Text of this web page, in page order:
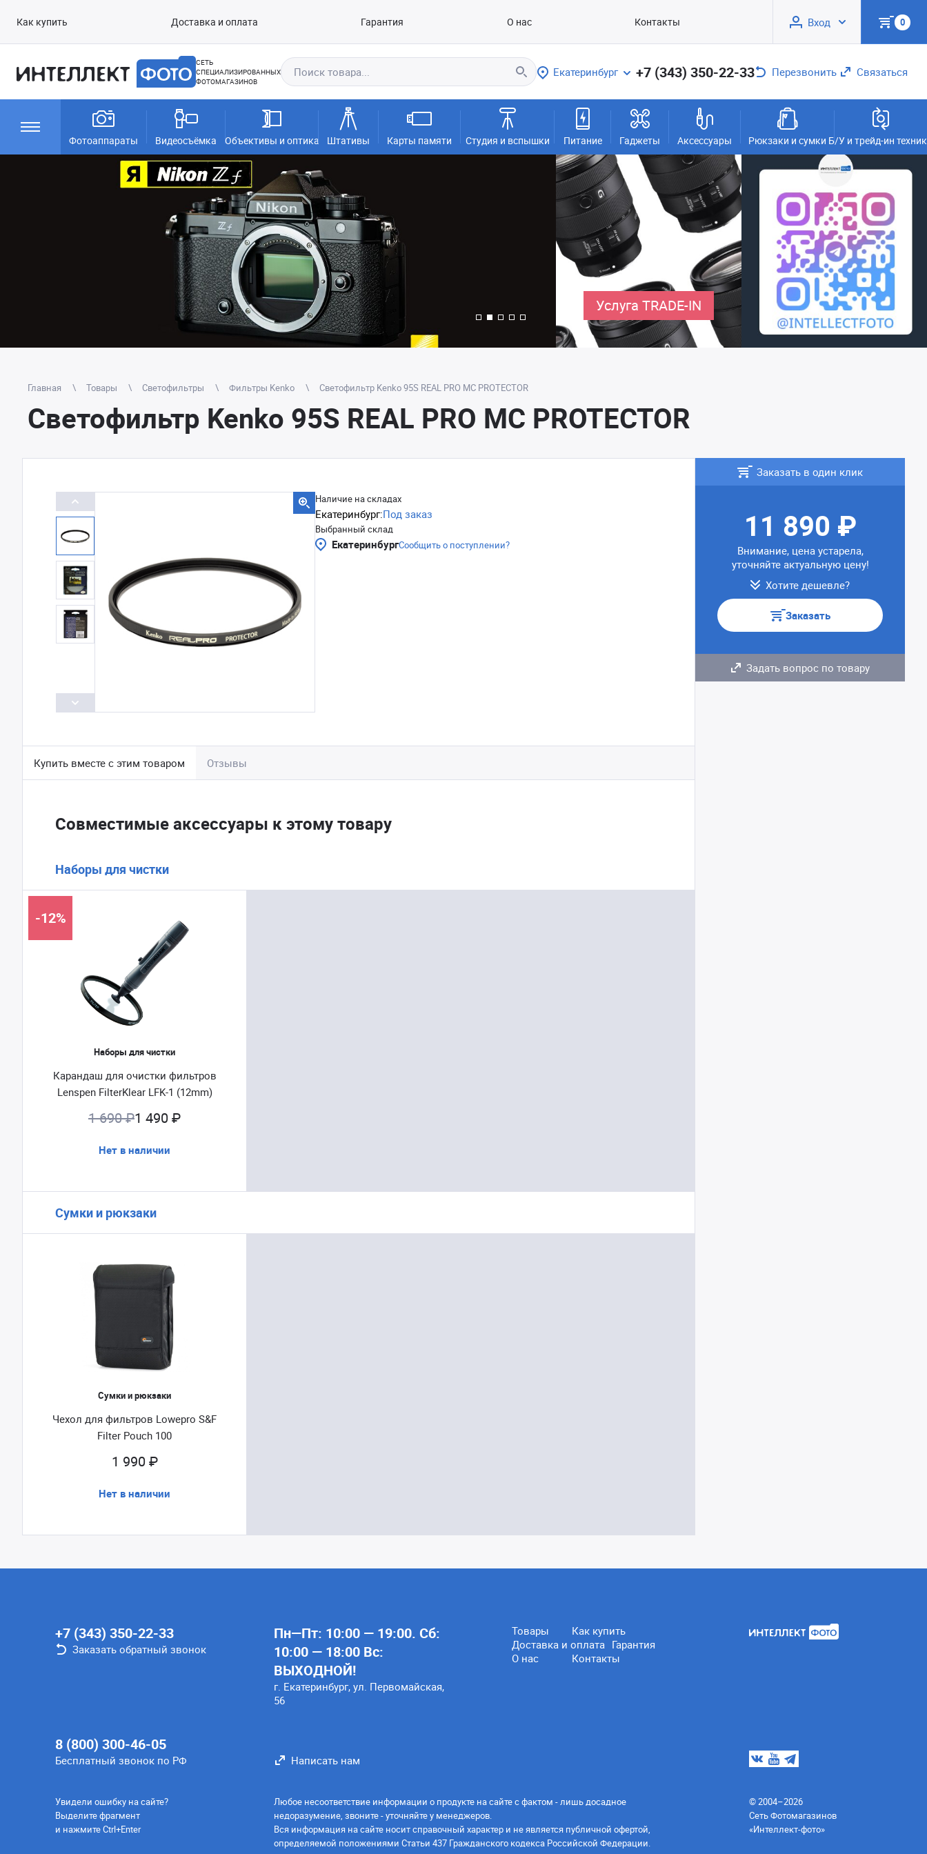
Как купить Доставка и оплата Гарантия О нас Контакты Вход 0
СЕТЬ
СПЕЦИАЛИЗИРОВАННЫХ
ФОТОМАГАЗИНОВ
Екатеринбург +7 (343) 350-22-33 Перезвонить Связаться
Фотоаппараты Видеосъёмка Объективы и оптика Штативы Карты памяти Студия и вспышки Питание Гаджеты Аксессуары Рюкзаки и сумки Б/У и трейд-ин
Услуга TRADE-IN
Главная Товары Светофильтры Фильтры Kenko Светофильтр Kenko 95S REAL PRO MC PROTECTOR
Светофильтр Kenko 95S REAL PRO MC PROTECTOR
Наличие на складах
Екатеринбург:Под заказ
Выбранный склад
ЕкатеринбургСообщить о поступлении?
Купить вместе с этим товаром Отзывы
Совместимые аксессуары к этому товару
Наборы для чистки
Наборы для чистки
Карандаш для очистки фильтров
Lenspen FilterKlear LFK-1 (12mm)
-12%
1 690 ₽1 490 ₽
Нет в наличии
Сумки и рюкзаки
Сумки и рюкзаки
Чехол для фильтров Lowepro S&F
Filter Pouch 100
1 990 ₽
Нет в наличии
Заказать в один клик
11 890 ₽
Внимание, цена устарела,
уточняйте актуальную цену!
Хотите дешевле?
Заказать
Задать вопрос по товару
+7 (343) 350-22-33
Заказать обратный звонок
8 (800) 300-46-05
Бесплатный звонок по РФ
Пн—Пт: 10:00 — 19:00. Сб:
10:00 — 18:00 Вс:
ВЫХОДНОЙ!
г. Екатеринбург, ул. Первомайская,
56
Товары
Как купить
Доставка и оплата Гарантия
О нас
Контакты
Написать нам
Увидели ошибку на сайте?
Выделите фрагмент
и нажмите Ctrl+Enter
Любое несоответствие информации о продукте на сайте с фактом - лишь досадное
недоразумение, звоните - уточняйте у менеджеров.
Вся информация на сайте носит справочный характер и не является публичной офертой,
определяемой положениями Статьи 437 Гражданского кодекса Российской Федерации.
© 2004–2026
Сеть Фотомагазинов
«Интеллект-фото»